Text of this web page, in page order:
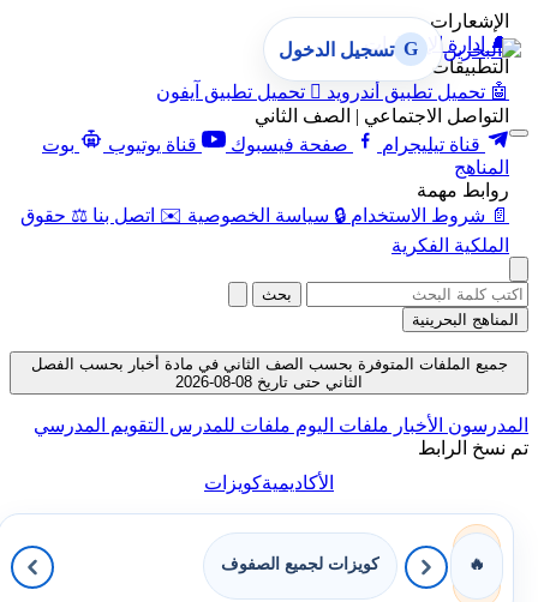
الإشعارات
🔔 إدارة الإشعارات
التطبيقات
🤖 تحميل تطبيق أندرويد  تحميل تطبيق آيفون
التواصل الاجتماعي | الصف الثاني
قناة تيليجرام
صفحة فيسبوك قناة يوتيوب
بوت
المناهج
روابط مهمة
📄 شروط الاستخدام 🔒 سياسة الخصوصية ✉️ اتصل بنا ⚖️ حقوق
الملكية الفكرية
G تسجيل الدخول
بحث
المناهج البحرينية
جميع الملفات المتوفرة بحسب الصف الثاني في مادة أخبار بحسب الفصل
الثاني حتى تاريخ 08-08-2026
المدرسون الأخبار ملفات اليوم ملفات للمدرس التقويم المدرسي
تم نسخ الرابط
الأكاديميةكويزات
🔥 كويزات لجميع الصفوف